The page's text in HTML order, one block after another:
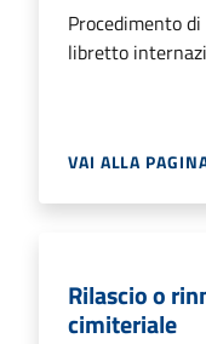
Procedimento
libretto
VAI ALLA
Rilascio o
cimiteriale